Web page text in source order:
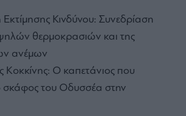
Εκτίμησης Κινδύνου: Συνεδρίαση
θερμοκρασιών και της
ανέμων
Κοκκίνης: Ο καπετάνιος που
σκάφος του Οδυσσέα στην